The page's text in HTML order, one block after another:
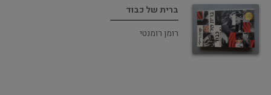
ברית של כבוד
רומן רומנטי